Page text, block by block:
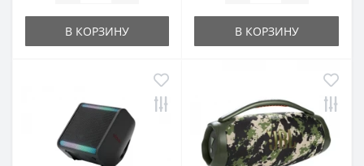
В КОРЗИНУ В КОРЗИНУ